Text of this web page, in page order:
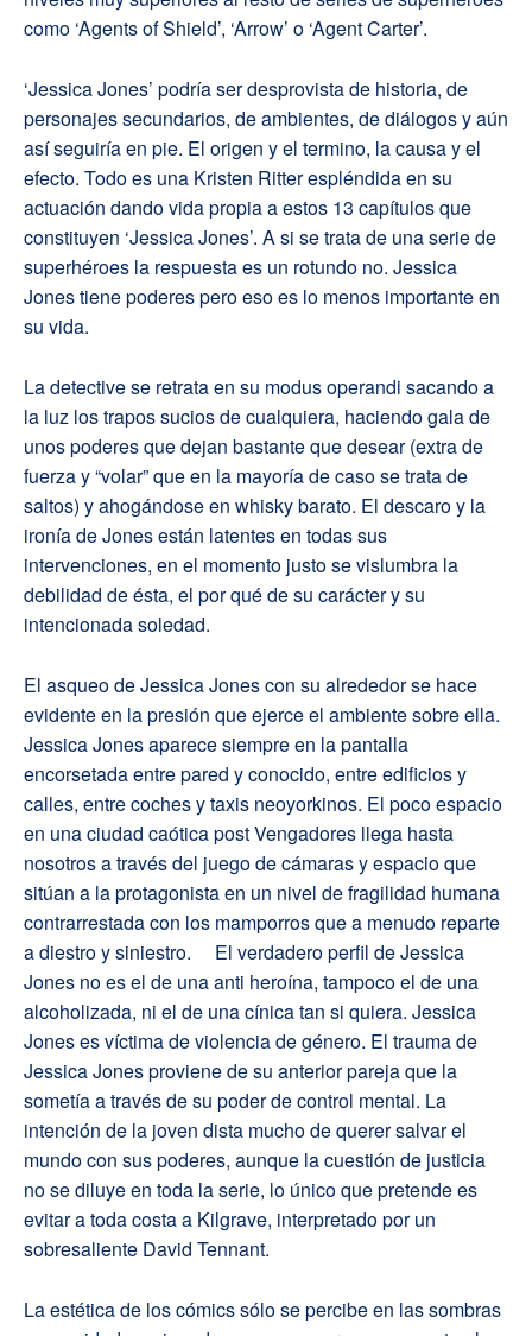
como ‘Agents of Shield’, ‘Arrow’ o ‘Agent Carter’.
‘Jessica Jones’ podría ser desprovista de historia, de
personajes secundarios, de ambientes, de diálogos y aún
así seguiría en pie. El origen y el termino, la causa y el
efecto. Todo es una Kristen Ritter espléndida en su
actuación dando vida propia a estos 13 capítulos que
constituyen ‘Jessica Jones’. A si se trata de una serie de
superhéroes la respuesta es un rotundo no. Jessica
Jones tiene poderes pero eso es lo menos importante en
su vida.
La detective se retrata en su modus operandi sacando a
la luz los trapos sucios de cualquiera, haciendo gala de
unos poderes que dejan bastante que desear (extra de
fuerza y “volar” que en la mayoría de caso se trata de
saltos) y ahogándose en whisky barato. El descaro y la
ironía de Jones están latentes en todas sus
intervenciones, en el momento justo se vislumbra la
debilidad de ésta, el por qué de su carácter y su
intencionada soledad.
El asqueo de Jessica Jones con su alrededor se hace
evidente en la presión que ejerce el ambiente sobre ella.
Jessica Jones aparece siempre en la pantalla
encorsetada entre pared y conocido, entre edificios y
calles, entre coches y taxis neoyorkinos. El poco espacio
en una ciudad caótica post Vengadores llega hasta
nosotros a través del juego de cámaras y espacio que
sitúan a la protagonista en un nivel de fragilidad humana
contrarrestada con los mamporros que a menudo reparte
a diestro y siniestro. El verdadero perfil de Jessica
Jones no es el de una anti heroína, tampoco el de una
alcoholizada, ni el de una cínica tan si quiera. Jessica
Jones es víctima de violencia de género. El trauma de
Jessica Jones proviene de su anterior pareja que la
sometía a través de su poder de control mental. La
intención de la joven dista mucho de querer salvar el
mundo con sus poderes, aunque la cuestión de justicia
no se diluye en toda la serie, lo único que pretende es
evitar a toda costa a Kilgrave, interpretado por un
sobresaliente David Tennant.
La estética de los cómics sólo se percibe en las sombras